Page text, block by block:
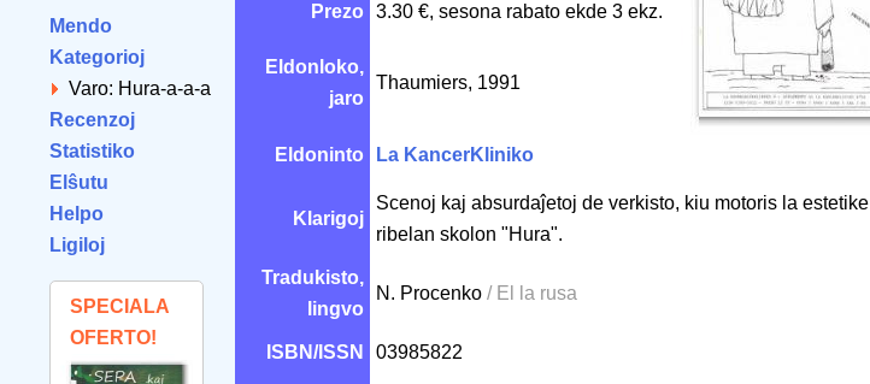
Mendo
Kategorioj
Varo: Hura-a-a-a
Recenzoj
Statistiko
Elŝutu
Helpo
Ligiloj
SPECIALA
OFERTO!
Prezo 3.30 €, sesona rabato ekde 3 ekz.
Eldonloko,
jaro
Thaumiers, 1991
Eldoninto La KancerKliniko
Klarigoj
Scenoj kaj absurdaĵetoj de verkisto, kiu motoris la estetike
ribelan skolon "Hura".
Tradukisto,
lingvo
N. Procenko / El la rusa
ISBN/ISSN 03985822